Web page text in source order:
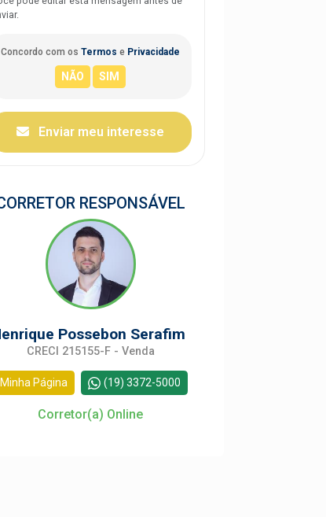
Concordo com os Termos e Privacidade
Enviar meu interesse
RESPONSÁVEL
Possebon Serafim
CRECI 215155-F - Venda
Minha Página (19) 3372-5000
Corretor(a) Online